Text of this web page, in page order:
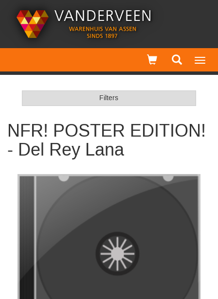
Filters
NFR! POSTER EDITION!
- Del Rey Lana